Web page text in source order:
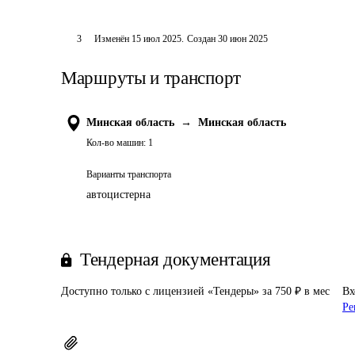
3 Изменён 15 июл 2025. Создан 30 июн 2025
Маршруты и транспорт
Минская область → Минская область
Кол-во машин: 1
Варианты транспорта
автоцистерна
Тендерная документация
Доступно только с лицензией «Тендеры» за 750 ₽ в мес